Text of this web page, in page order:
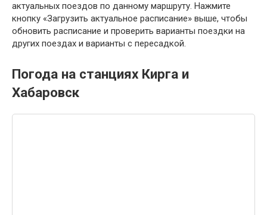
актуальных поездов по данному маршруту. Нажмите
кнопку «Загрузить актуальное расписание» выше, чтобы
обновить расписание и проверить варианты поездки на
других поездах и варианты с пересадкой.
Погода на станциях Кирга и
Хабаровск